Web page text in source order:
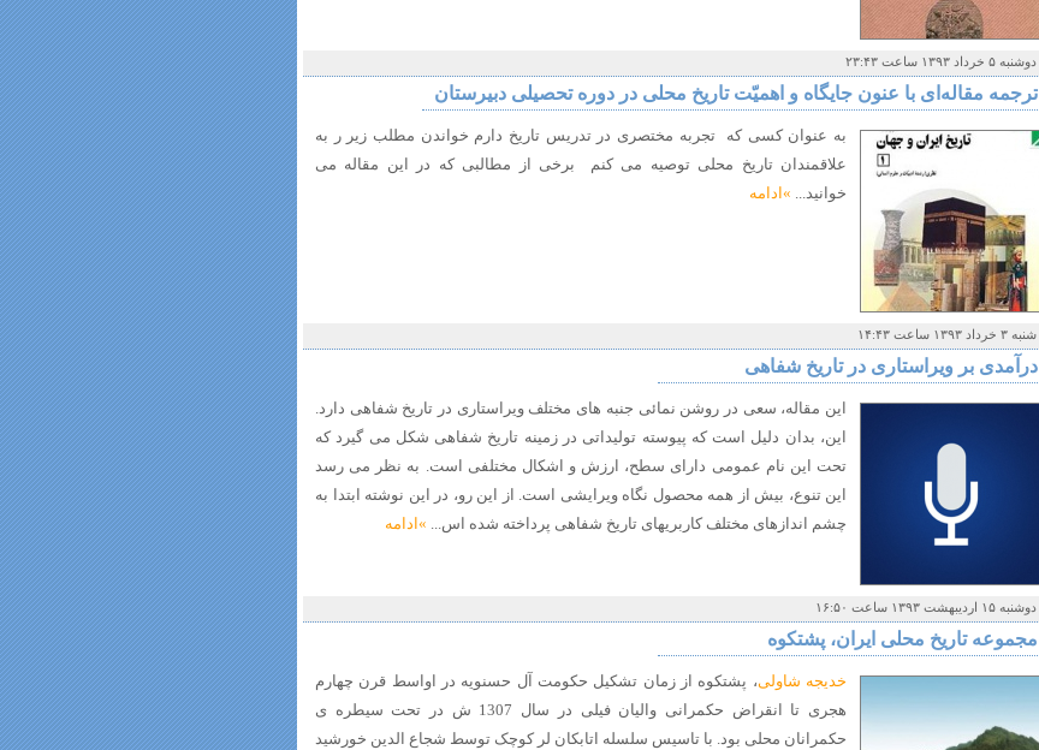
دوشنبه ۵ خرداد ۱۳۹۳ ساعت ۲۳:۴۳
ترجمه مقاله‌ای با عنون جایگاه و اهمیّت تاریخ محلی در دوره تحصیلی دبیرستان
به عنوان کسی که تجربه مختصری در تدریس تاریخ دارم خواندن مطلب زیر ر به
علاقمندان تاریخ محلی توصیه می کنم برخی از مطالبی که در این مقاله می
خوانید... »ادامه
شنبه ۳ خرداد ۱۳۹۳ ساعت ۱۴:۴۳
درآمدی بر ویراستاری در تاریخ شفاهی
این مقاله، سعی در روشن نمائی جنبه های مختلف ویراستاری در تاریخ شفاهی دارد.
این، بدان دلیل است که پیوسته تولیداتی در زمینه تاریخ شفاهی شکل می گیرد که
تحت این نام عمومی دارای سطح، ارزش و اشکال مختلفی است. به نظر می رسد
این تنوع، بیش از همه محصول نگاه ویرایشی است. از این رو، در این نوشته ابتدا به
چشم اندازهای مختلف کاربریهای تاریخ شفاهی پرداخته شده اس... »ادامه
دوشنبه ۱۵ اردیبهشت ۱۳۹۳ ساعت ۱۶:۵۰
مجموعه تاریخ محلی ایران، پشتکوه
خدیجه شاولی، پشتکوه از زمان تشکیل حکومت آل حسنویه در اواسط قرن چهارم
هجری تا انقراض حکمرانی والیان فیلی در سال 1307 ش در تحت سیطره ی
حکمرانان محلی بود. با تاسیس سلسله اتابکان لر کوچک توسط شجاع الدین خورشید